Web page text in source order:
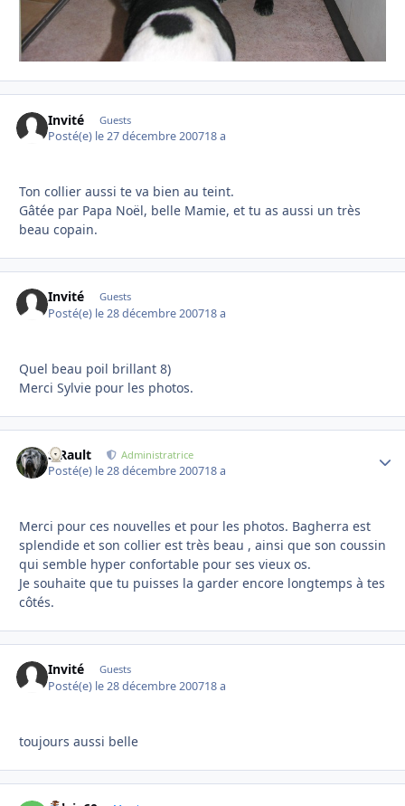
Invité Guests
Posté(e) le 27 décembre 200718 a
Ton collier aussi te va bien au teint.
Gâtée par Papa Noël, belle Mamie, et tu as aussi un très
beau copain.
Invité Guests
Posté(e) le 28 décembre 200718 a
Quel beau poil brillant 8)
Merci Sylvie pour les photos.
S.Rault Administratrice
Posté(e) le 28 décembre 200718 a
Merci pour ces nouvelles et pour les photos. Bagherra est
splendide et son collier est très beau , ainsi que son coussin
qui semble hyper confortable pour ses vieux os.
Je souhaite que tu puisses la garder encore longtemps à tes
côtés.
Invité Guests
Posté(e) le 28 décembre 200718 a
toujours aussi belle